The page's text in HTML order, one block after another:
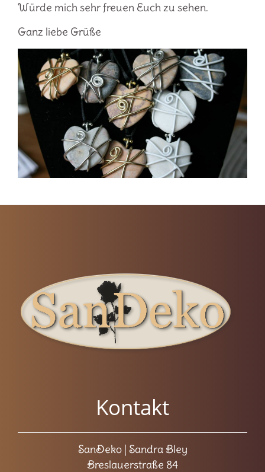
Würde mich sehr freuen Euch zu sehen.
Ganz liebe Grüße
Kontakt
SanDeko | Sandra Bley
Breslauerstraße 84